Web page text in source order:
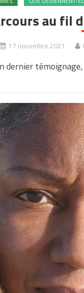
au fil
17 novembre 2021
dernier